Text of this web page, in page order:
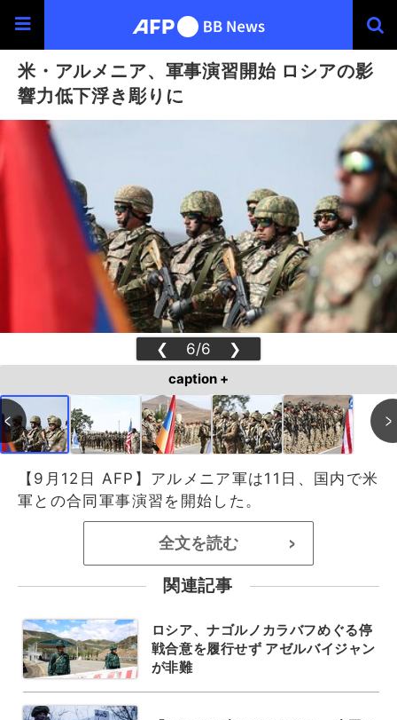
米・アルメニア、軍事演習開始 ロシアの影
響力低下浮き彫りに
❮ 6/6 ❯
caption +
【9月12日 AFP】アルメニア軍は11日、国内で米
軍との合同軍事演習を開始した。
全文を読む >
関連記事
ロシア、ナゴルノカラバフめぐる停
戦合意を履行せず アゼルバイジャン
が非難